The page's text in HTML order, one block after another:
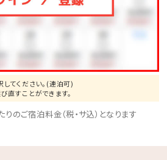
てください。(連泊可)
直すことができます。
のご宿泊料金（税・サ込）となります